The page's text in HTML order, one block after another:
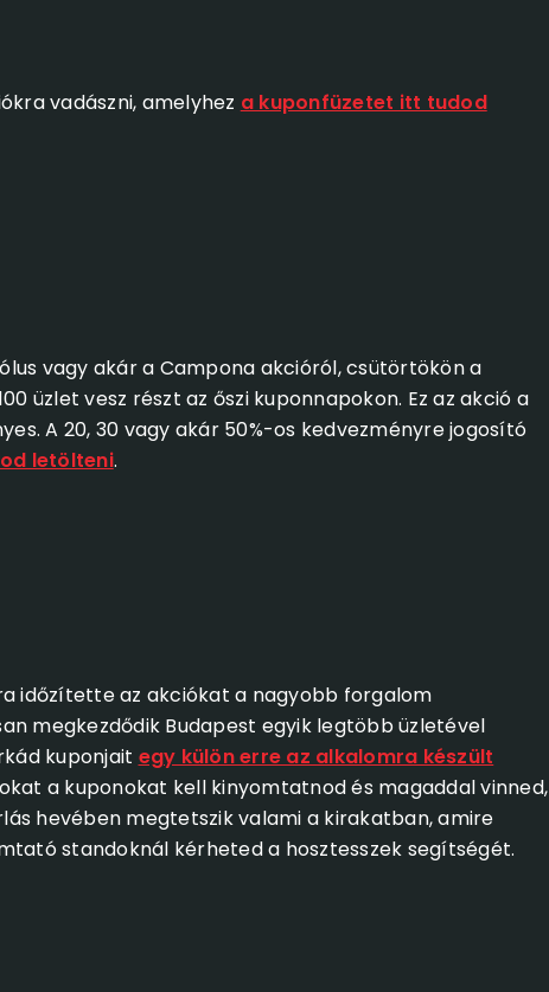
vadászni, amelyhez a kuponfüzetet itt tudod
vagy akár a Campona akcióról, csütörtökön a
üzlet vesz részt az őszi kuponnapokon. Ez az akció a
A 20, 30 vagy akár 50%-os kedvezményre jogosító
letölteni.
időzítette az akciókat a nagyobb forgalom
megkezdődik Budapest egyik legtöbb üzletével
kuponjait egy külön erre az alkalomra készült
a kuponokat kell kinyomtatnod és magaddal vinned,
hevében megtetszik valami a kirakatban, amire
standoknál kérheted a hosztesszek segítségét.